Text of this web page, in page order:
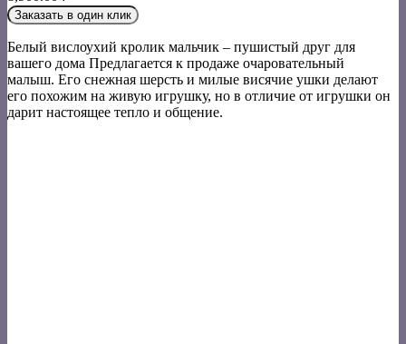
Заказать в один клик
Белый вислоухий кролик мальчик – пушистый друг для
вашего дома Предлагается к продаже очаровательный
малыш. Его снежная шерсть и милые висячие ушки делают
его похожим на живую игрушку, но в отличие от игрушки он
дарит настоящее тепло и общение.